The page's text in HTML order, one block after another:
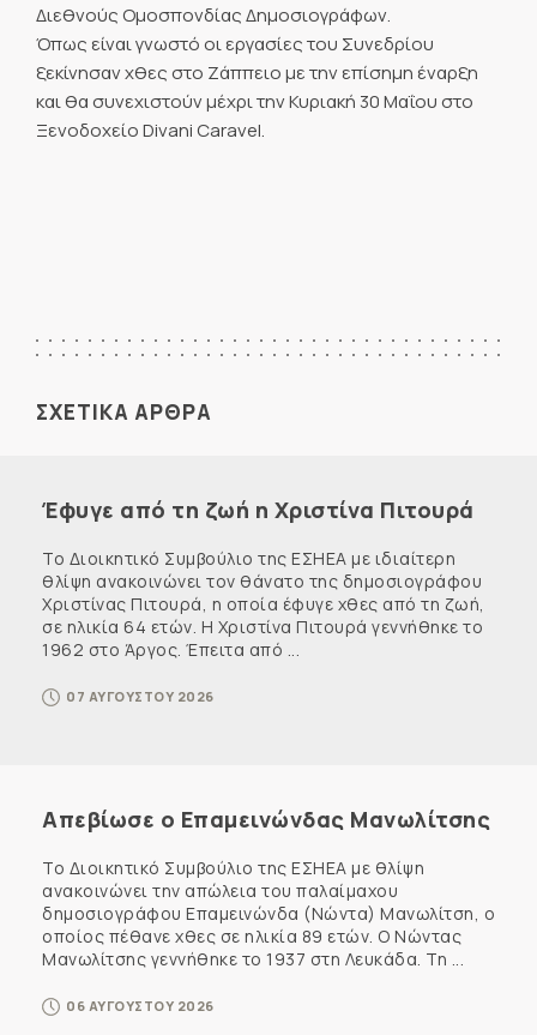
Διεθνούς Ομοσπονδίας Δημοσιογράφων.
Όπως είναι γνωστό οι εργασίες του Συνεδρίου
ξεκίνησαν χθες στο Ζάππειο με την επίσημη έναρξη
και θα συνεχιστούν μέχρι την Κυριακή 30 Μαΐου στο
Ξενοδοχείο Divani Caravel.
ΣΧΕΤΙΚΑ ΑΡΘΡΑ
Έφυγε από τη ζωή η Χριστίνα Πιτουρά
Το Διοικητικό Συμβούλιο της ΕΣΗΕΑ με ιδιαίτερη
θλίψη ανακοινώνει τον θάνατο της δημοσιογράφου
Χριστίνας Πιτουρά, η οποία έφυγε χθες από τη ζωή,
σε ηλικία 64 ετών. Η Χριστίνα Πιτουρά γεννήθηκε το
1962 στο Άργος. Έπειτα από ...
07 ΑΥΓΟΥΣΤΟΥ 2026
Απεβίωσε ο Επαμεινώνδας Μανωλίτσης
Το Διοικητικό Συμβούλιο της ΕΣΗΕΑ με θλίψη
ανακοινώνει την απώλεια του παλαίμαχου
δημοσιογράφου Επαμεινώνδα (Νώντα) Μανωλίτση, ο
οποίος πέθανε χθες σε ηλικία 89 ετών. Ο Νώντας
Μανωλίτσης γεννήθηκε το 1937 στη Λευκάδα. Τη ...
06 ΑΥΓΟΥΣΤΟΥ 2026